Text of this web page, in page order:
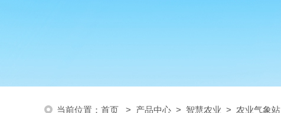
当前位置： 首页 > 产品中心 > 智慧农业 > 农业气象站